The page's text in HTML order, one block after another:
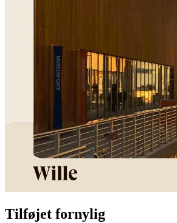
Tilføjet fornylig